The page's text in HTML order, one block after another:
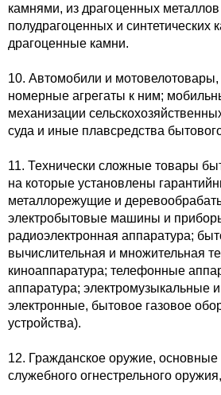
камнями, из драгоценных
полудрагоценных и синтетических
драгоценные камни.
10. Автомобили и
номерные агрегаты к ним;
механизации
суда и иные плавсредства
11. Технически сложные товары
на которые установлены
металлорежущие и
электробытовые машины и
радиоэлектронная аппаратура;
вычислительная и множительная
киноаппаратура; телефонные
аппаратура; электромузыкальные
электронные, бытовое газовое
устройства).
12. Гражданское оружие, основные
служебного огнестрельного